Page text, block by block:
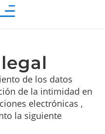
de los datos
de la intimidad en
electrónicas ,
la siguiente